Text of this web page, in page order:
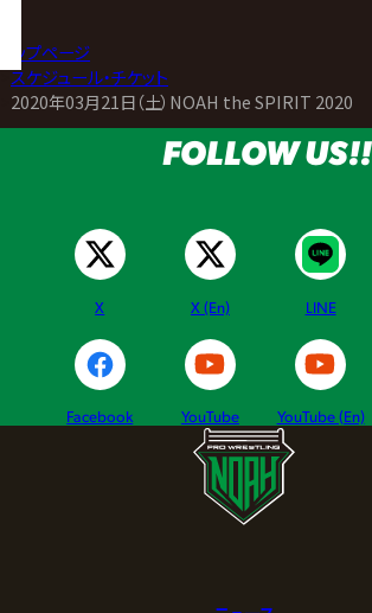
トップページ
>スケジュール・チケット
2020年03月21日（土）NOAH the SPIRIT 2020
FOLLOW US!!
X X (En) LINE
Facebook YouTube YouTube (En)